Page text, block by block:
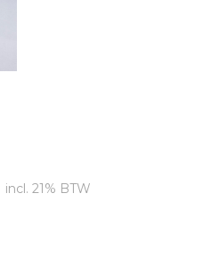
prijs
incl. 21% BTW